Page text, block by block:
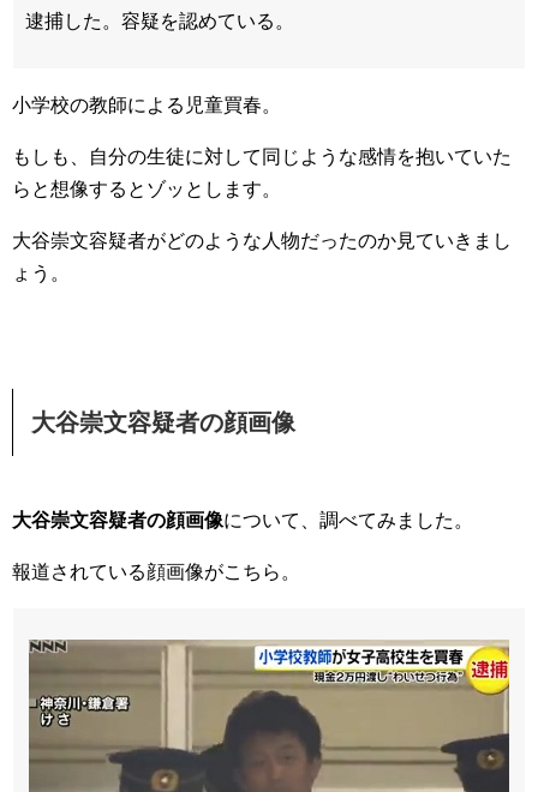
逮捕した。容疑を認めている。
小学校の教師による児童買春。
もしも、自分の生徒に対して同じような感情を抱いていた
らと想像するとゾッとします。
大谷崇文容疑者がどのような人物だったのか見ていきまし
ょう。
大谷崇文容疑者の顔画像
大谷崇文容疑者の顔画像について、調べてみました。
報道されている顔画像がこちら。